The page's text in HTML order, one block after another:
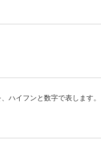
ハイフンと数字で表します。